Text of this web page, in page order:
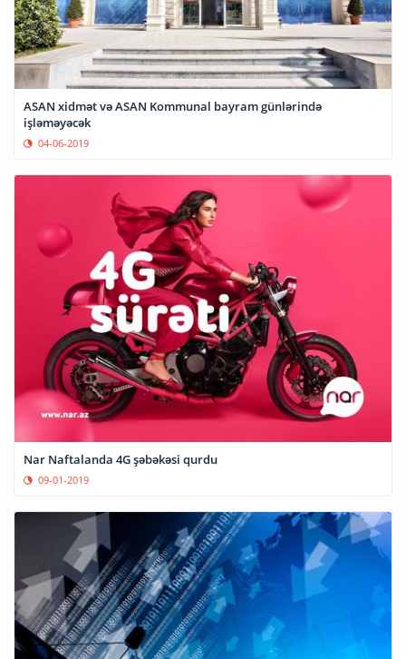
ASAN xidmət və ASAN Kommunal bayram günlərində
işləməyəcək
04-06-2019
Nar Naftalanda 4G şəbəkəsi qurdu
09-01-2019